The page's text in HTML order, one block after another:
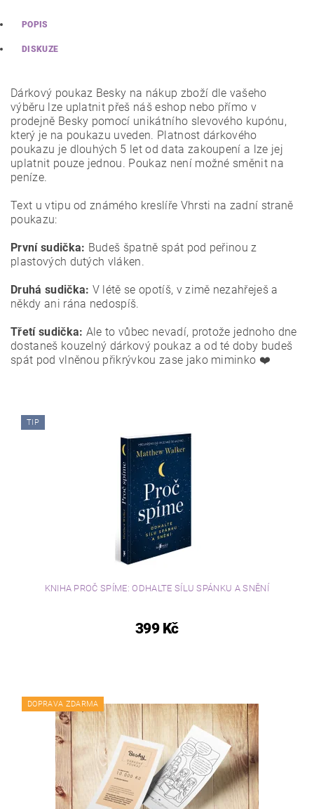
POPIS
DISKUZE
Dárkový poukaz Besky na nákup zboží dle vašeho
výběru lze uplatnit přeš náš eshop nebo přímo v
prodejně Besky pomocí unikátního slevového kupónu,
který je na poukazu uveden. Platnost dárkového
poukazu je dlouhých 5 let od data zakoupení a lze jej
uplatnit pouze jednou. Poukaz není možné směnit na
peníze.
Text u vtipu od známého kreslíře Vhrsti na zadní straně
poukazu:
První sudička: Budeš špatně spát pod peřinou z
plastových dutých vláken.
Druhá sudička: V létě se opotíš, v zimě nezahřeješ a
někdy ani rána nedospíš.
Třetí sudička: Ale to vůbec nevadí, protože jednoho dne
dostaneš kouzelný dárkový poukaz a od té doby budeš
spát pod vlněnou přikrývkou zase jako miminko ❤️
TIP
KNIHA PROČ SPÍME: ODHALTE SÍLU SPÁNKU A SNĚNÍ
399 Kč
DOPRAVA ZDARMA